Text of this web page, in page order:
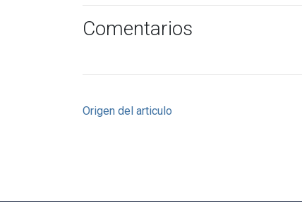
Comentarios
Origen del articulo